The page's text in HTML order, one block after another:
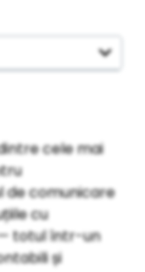
cele mai
de comunicare
cu
totul într-un
și